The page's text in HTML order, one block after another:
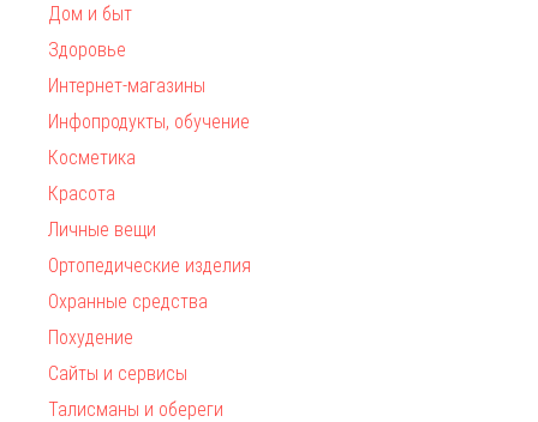
Дом и быт
Здоровье
Интернет-магазины
Инфопродукты, обучение
Косметика
Красота
Личные вещи
Ортопедические изделия
Охранные средства
Похудение
Сайты и сервисы
Талисманы и обереги